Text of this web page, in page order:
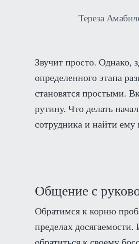
Тереза
Звучит просто. Однако,
определенного этапа
становятся простыми.
рутину. Что делать
сотрудника и найти
Общение с
Обратимся к корню
пределах